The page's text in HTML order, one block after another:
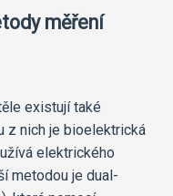
měření
existují také
z nich je bioelektrická
elektrického
metodou je dual-